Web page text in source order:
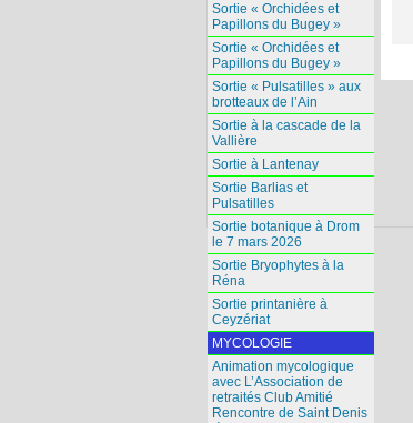
Sortie « Orchidées et
Papillons du Bugey »
Sortie « Orchidées et
Papillons du Bugey »
Sortie « Pulsatilles » aux
brotteaux de l’Ain
Sortie à la cascade de la
Vallière
Sortie à Lantenay
Sortie Barlias et
Pulsatilles
Sortie botanique à Drom
le 7 mars 2026
Sortie Bryophytes à la
Réna
Sortie printanière à
Ceyzériat
MYCOLOGIE
Animation mycologique
avec L’Association de
retraités Club Amitié
Rencontre de Saint Denis